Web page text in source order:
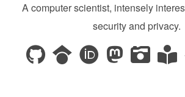
A computer scientist, intensely
security and privacy.